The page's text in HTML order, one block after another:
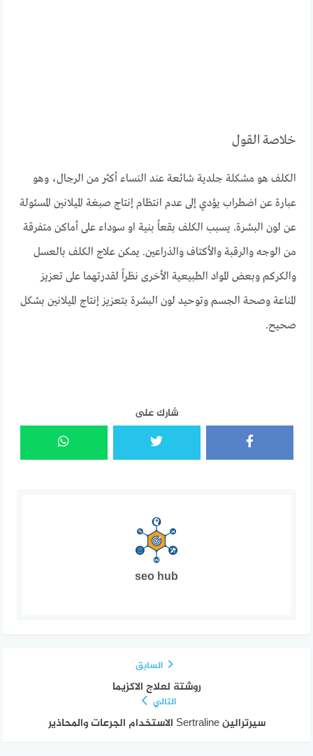
خلاصة القول
الكلف هو مشكلة جلدية شائعة عند النساء أكثر من الرجال، وهو
عبارة عن اضطراب يؤدي إلى عدم انتظام إنتاج صبغة الميلانين المسئولة
عن لون البشرة. يسبب الكلف بقعاً بنية او سوداء على أماكن متفرقة
من الوجه والرقبة والأكتاف والذراعين. يمكن علاج الكلف بالعسل
والكركم وبعض المواد الطبيعية الأخرى نظراً لقدرتهما على تعزيز
المناعة وصحة الجسم وتوحيد لون البشرة بتعزيز إنتاج الميلانين بشكل
صحيح.
شارك على
seo hub
السابق
روشتة لعلاج الاكزيما
التالي
سيرترالين Sertraline الاستخدام الجرعات والمحاذير